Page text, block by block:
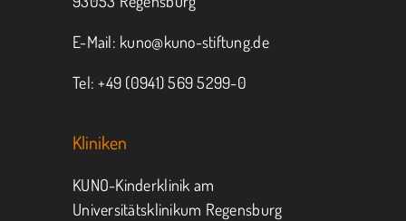
E-Mail: kuno@kuno-stiftung.de
Tel: +49 (0941) 569 5299-0
Kliniken
KUNO-Kinderklinik am
Universitätsklinikum Regensburg